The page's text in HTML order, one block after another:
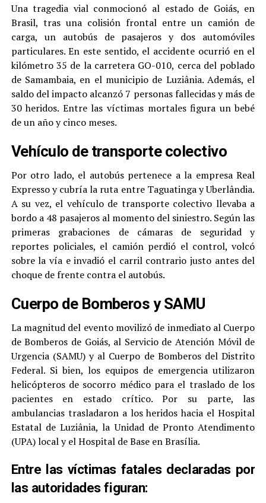
Una tragedia vial conmocionó al estado de Goiás, en
Brasil, tras una colisión frontal entre un camión de
carga, un autobús de pasajeros y dos automóviles
particulares. En este sentido, el accidente ocurrió en el
kilómetro 35 de la carretera GO-010, cerca del poblado
de Samambaia, en el municipio de Luziânia. Además, el
saldo del impacto alcanzó 7 personas fallecidas y más de
30 heridos. Entre las víctimas mortales figura un bebé
de un año y cinco meses.
Vehículo de transporte colectivo
Por otro lado, el autobús pertenece a la empresa Real
Expresso y cubría la ruta entre Taguatinga y Uberlândia.
A su vez, el vehículo de transporte colectivo llevaba a
bordo a 48 pasajeros al momento del siniestro. Según las
primeras grabaciones de cámaras de seguridad y
reportes policiales, el camión perdió el control, volcó
sobre la vía e invadió el carril contrario justo antes del
choque de frente contra el autobús.
Cuerpo de Bomberos y SAMU
La magnitud del evento movilizó de inmediato al Cuerpo
de Bomberos de Goiás, al Servicio de Atención Móvil de
Urgencia (SAMU) y al Cuerpo de Bomberos del Distrito
Federal. Si bien, los equipos de emergencia utilizaron
helicópteros de socorro médico para el traslado de los
pacientes en estado crítico. Por su parte, las
ambulancias trasladaron a los heridos hacia el Hospital
Estatal de Luziânia, la Unidad de Pronto Atendimento
(UPA) local y el Hospital de Base en Brasília.
Entre las víctimas fatales declaradas por
las autoridades figuran: